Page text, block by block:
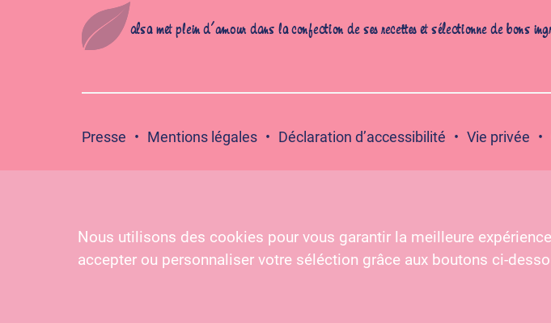
alsa met plein d’amour dans la confection de ses recettes et sélectionne de bons
Presse Mentions légales Déclaration d’accessibilité Vie privée
Pour votre santé, évitez de grignoter entre les repas – www.mangerbouger.fr
Nous utilisons des cookies pour vous garantir la meilleure
accepter ou personnaliser votre séléction grâce aux boutons ci-